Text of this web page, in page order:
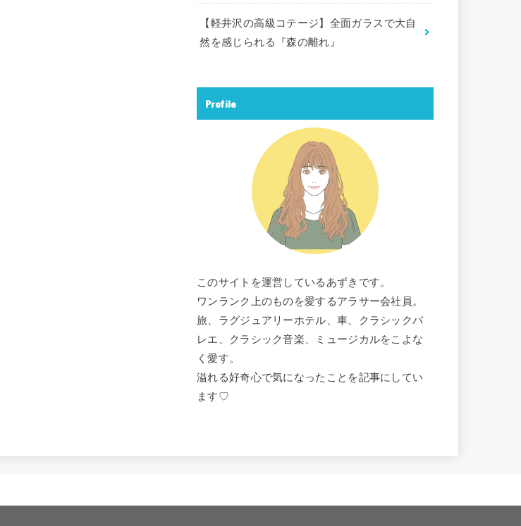
【軽井沢の高級コテージ】全面ガラスで大自
然を感じられる『森の離れ』
Profile
このサイトを運営しているあずきです。
ワンランク上のものを愛するアラサー会社員。
旅、ラグジュアリーホテル、車、クラシックバ
レエ、クラシック音楽、ミュージカルをこよな
く愛す。
溢れる好奇心で気になったことを記事にしてい
ます♡